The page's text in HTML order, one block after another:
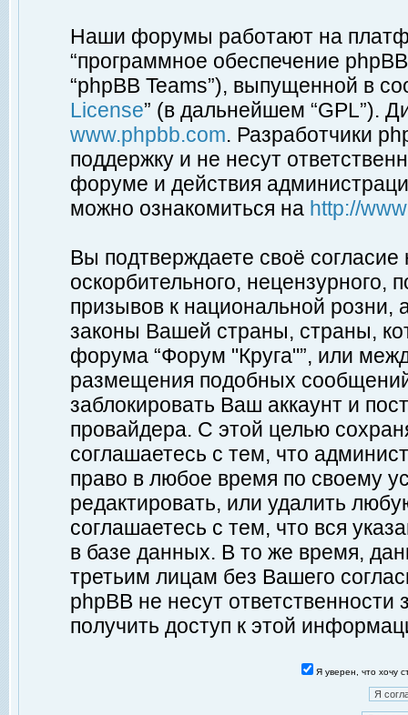
Наши форумы работают на
“программное обеспечение
“phpBB Teams”), выпущенной в
License” (в дальнейшем “GPL”).
www.phpbb.com. Разработчики
поддержку и не несут
форуме и действия
можно ознакомиться на http://
Вы подтверждаете своё
оскорбительного, нецензурного,
призывов к национальной
законы Вашей страны, страны,
форума “Форум "Круга"”, или
размещения подобных
заблокировать Ваш аккаунт и
провайдера. С этой целью
соглашаетесь с тем, что
право в любое время по своему
редактировать, или удалить
соглашаетесь с тем, что вся
в базе данных. В то же время,
третьим лицам без Вашего
phpBB не несут ответственности
получить доступ к этой
Я уверен, что хочу